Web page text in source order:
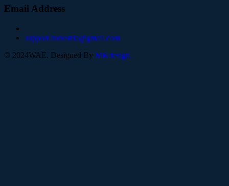
Email Address
support.industrie@gmail.com
© 2024WAE. Designed By MKdesign.